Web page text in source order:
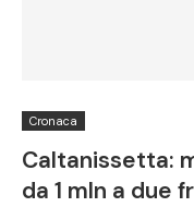
Cronaca
Caltanissetta:
da 1 mln a due